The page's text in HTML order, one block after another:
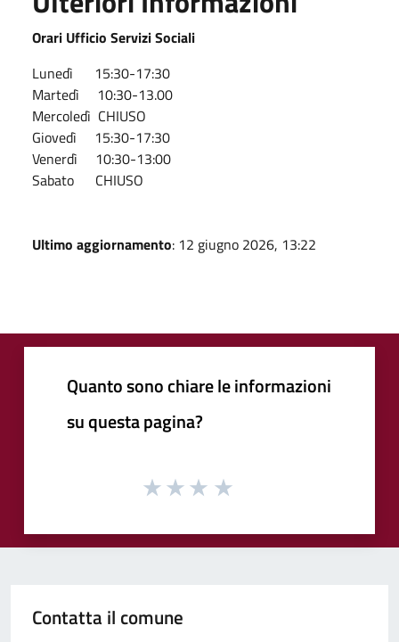
Orari Ufficio Servizi Sociali
Lunedì 15:30-17:30
Martedì 10:30-13.00
Mercoledì CHIUSO
Giovedì 15:30-17:30
Venerdì 10:30-13:00
Sabato CHIUSO
Ultimo aggiornamento: 12 giugno 2026, 13:22
Quanto sono chiare le informazioni
su questa pagina?
Contatta il comune